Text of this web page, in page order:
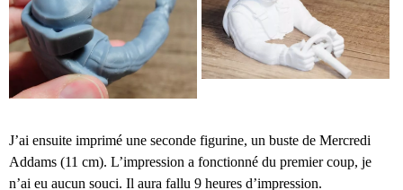
J’ai ensuite imprimé une seconde figurine, un buste de Mercredi
Addams (11 cm). L’impression a fonctionné du premier coup, je
n’ai eu aucun souci. Il aura fallu 9 heures d’impression.